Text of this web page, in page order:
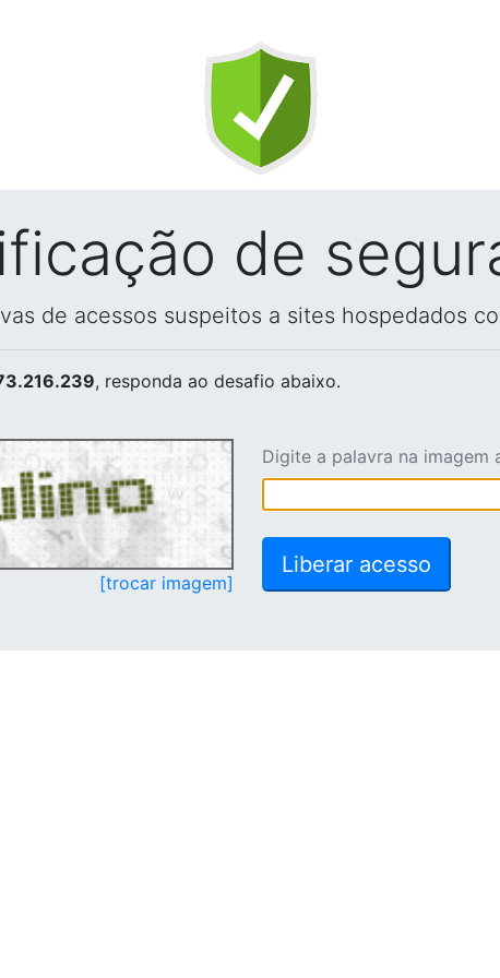
de
de acessos suspeitos a sites hospedados
, responda ao desafio abaixo.
[trocar imagem]
Digite a palavra na imagem